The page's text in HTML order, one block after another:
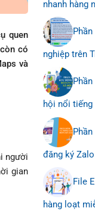
quen
có
và
người
gian
nhanh hàng
nghiệp trên
hội nổi tiếng
đăng ký Zalo
File
hàng loạt